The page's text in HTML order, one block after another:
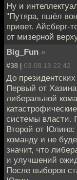
Ну и
"Путяра, пшёл
привет. Айсберг-
от мизерной
Big_Fun »
#38 | 03.08.18 22:42
До
Первый от
либеральной
системы власти.
Второй от
команду и не
значит, что
и улучшений
После выборов